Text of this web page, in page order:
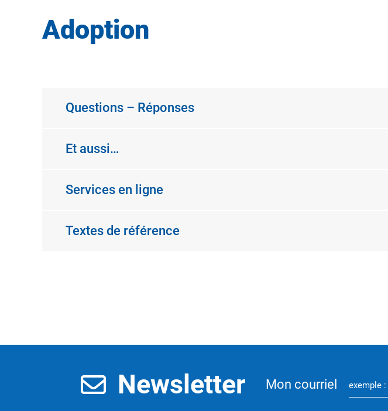
Adoption
Questions – Réponses
Et aussi…
Services en ligne
Textes de référence
Newsletter Mon courriel